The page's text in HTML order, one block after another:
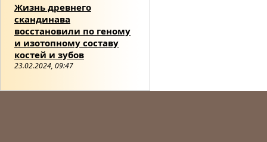
Жизнь древнего
скандинава
восстановили по геному
и изотопному составу
костей и зубов
23.02.2024, 09:47